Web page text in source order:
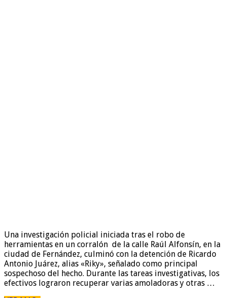
Una investigación policial iniciada tras el robo de
herramientas en un corralón de la calle Raúl Alfonsín, en la
ciudad de Fernández, culminó con la detención de Ricardo
Antonio Juárez, alias «Riky», señalado como principal
sospechoso del hecho. Durante las tareas investigativas, los
efectivos lograron recuperar varias amoladoras y otras …